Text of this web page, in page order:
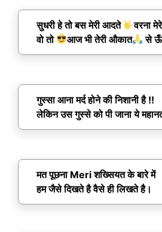
सुधरी हे तो बस मेरी आदते
वरना
वो तो
आज भी तेरी औकात से
गुस्सा आना मर्द होने की निशानी है !!
लेकिन उस गुस्से को पी जाना ये
मत पूछना Meri शख्सियत के बारे में
हम जैसे दिखते है वैसे ही लिखते है।